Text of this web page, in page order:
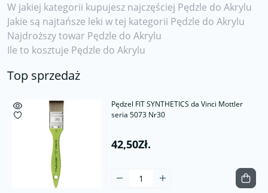
W jakiej kategorii kupujesz najczęściej Pędzle do Akrylu
Jakie są najtańsze leki w tej kategorii Pędzle do Akrylu
Najdroższy towar Pędzle do Akrylu
Ile to kosztuje Pędzle do Akrylu
Top sprzedaż
Pędzel FIT SYNTHETICS da Vinci Mottler
seria 5073 Nr30
42,50Zł.